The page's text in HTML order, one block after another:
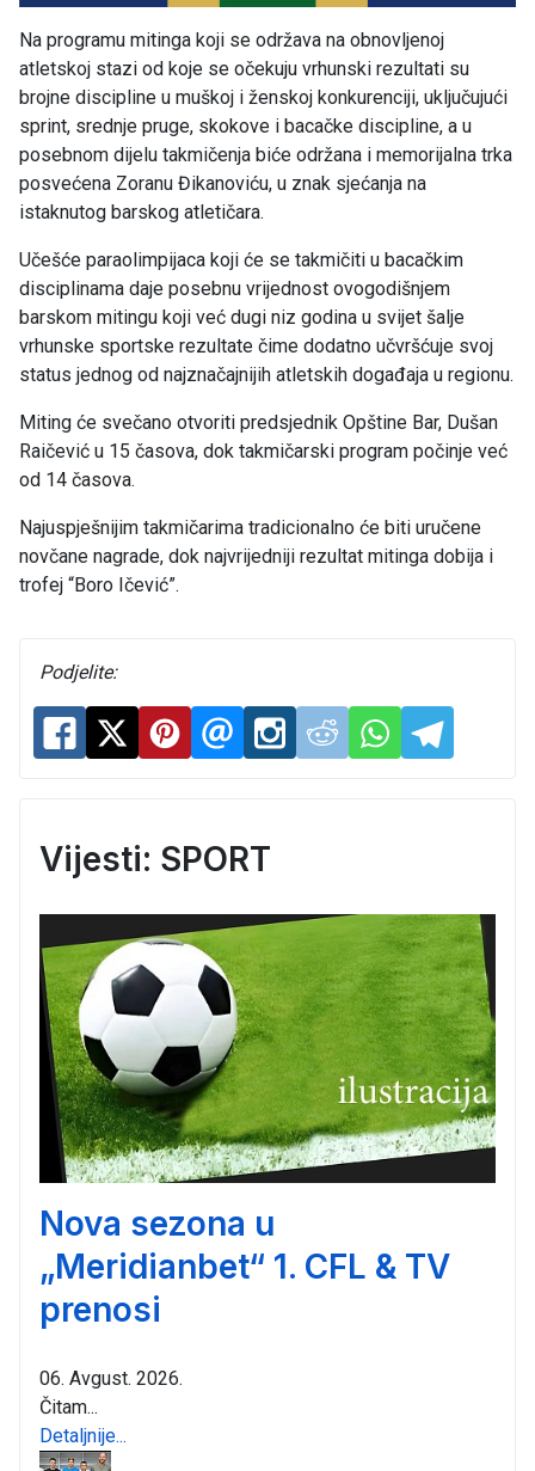
Na programu mitinga koji se održava na obnovljenoj
atletskoj stazi od koje se očekuju vrhunski rezultati su
brojne discipline u muškoj i ženskoj konkurenciji, uključujući
sprint, srednje pruge, skokove i bacačke discipline, a u
posebnom dijelu takmičenja biće održana i memorijalna trka
posvećena Zoranu Đikanoviću, u znak sjećanja na
istaknutog barskog atletičara.
Učešće paraolimpijaca koji će se takmičiti u bacačkim
disciplinama daje posebnu vrijednost ovogodišnjem
barskom mitingu koji već dugi niz godina u svijet šalje
vrhunske sportske rezultate čime dodatno učvršćuje svoj
status jednog od najznačajnijih atletskih događaja u regionu.
Miting će svečano otvoriti predsjednik Opštine Bar, Dušan
Raičević u 15 časova, dok takmičarski program počinje već
od 14 časova.
Najuspješnijim takmičarima tradicionalno će biti uručene
novčane nagrade, dok najvrijedniji rezultat mitinga dobija i
trofej “Boro Ičević”.
Podjelite:
Vijesti: SPORT
Nova sezona u
„Meridianbet“ 1. CFL & TV
prenosi
06. Avgust. 2026.
Čitam...
Detaljnije...